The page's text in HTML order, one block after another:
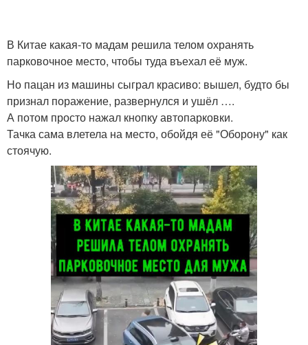
В Китае какая-то мадам решила телом охранять
парковочное место, чтобы туда въехал её муж.
Но пацан из машины сыграл красиво: вышел, будто бы
признал поражение, развернулся и ушёл ….
А потом просто нажал кнопку автопарковки.
Тачка сама влетела на место, обойдя её "Оборону" как
стоячую.